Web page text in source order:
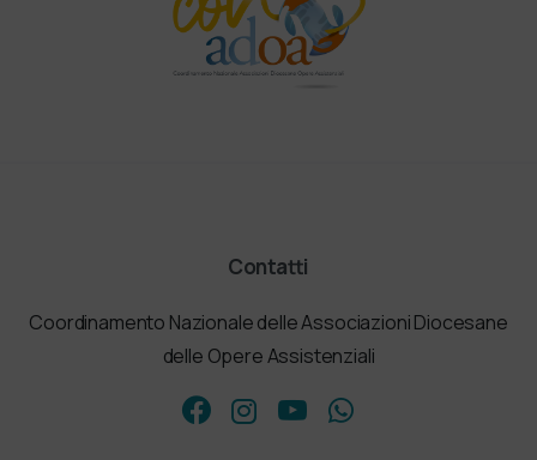
Contatti
Coordinamento Nazionale delle Associazioni Diocesane
delle Opere Assistenziali